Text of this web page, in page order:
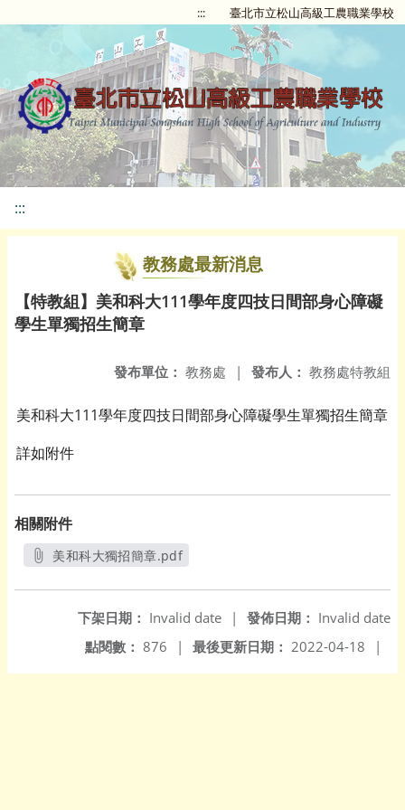
::: 臺北市立松山高級工農職業學校
:::
教務處最新消息
【特教組】美和科大111學年度四技日間部身心障礙
學生單獨招生簡章
發布人： 教務處特教組
發布單位： 教務處 |
美和科大111學年度四技日間部身心障礙學生單獨招生簡章
詳如附件
相關附件
美和科大獨招簡章.pdf
發佈日期： Invalid date
下架日期： Invalid date
|
最後更新日期： 2022-04-18 |
點閱數： 876 |